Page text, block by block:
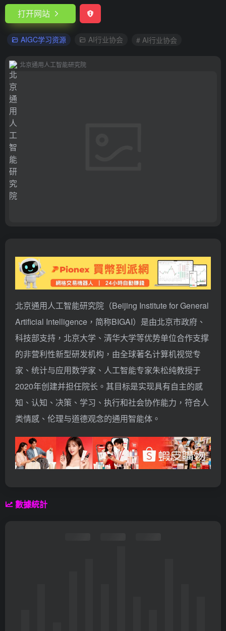
打开网站
AIGC学习资源 AI行业协会 # AI行业协会
北京通用人工智能研究院
北京通用人工智能研究院（Beijing Institute for General
Artificial Intelligence，简称BIGAI）是由北京市政府、
科技部支持，北京大学、清华大学等优势单位合作支撑
的非营利性新型研发机构，由全球著名计算机视觉专
家、统计与应用数学家、人工智能专家朱松纯教授于
2020年创建并担任院长。其目标是实现具有自主的感
知、认知、决策、学习、执行和社会协作能力，符合人
类情感、伦理与道德观念的通用智能体。
數據統計